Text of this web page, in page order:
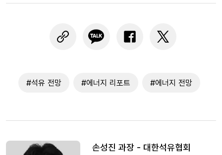
#석유 전망 #에너지 리포트 #에너지 전망
손성진 과장 - 대한석유협회